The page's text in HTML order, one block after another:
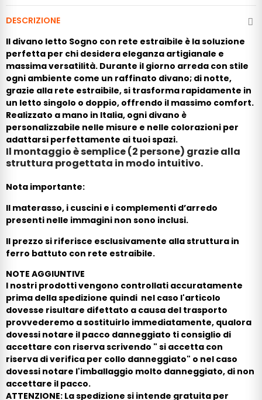
DESCRIZIONE
Il divano letto Sogno con rete estraibile è la soluzione
perfetta per chi desidera eleganza artigianale e
massima versatilità. Durante il giorno arreda con stile
ogni ambiente come un raffinato divano; di notte,
grazie alla rete estraibile, si trasforma rapidamente in
un letto singolo o doppio, offrendo il massimo comfort.
Realizzato a mano in Italia, ogni divano è
personalizzabile nelle misure e nelle colorazioni per
adattarsi perfettamente ai tuoi spazi.
Il montaggio è semplice (2 persone) grazie alla
struttura progettata in modo intuitivo.
Nota importante:
Il materasso, i cuscini e i complementi d’arredo
presenti nelle immagini non sono inclusi.
Il prezzo si riferisce esclusivamente alla struttura in
ferro battuto con rete estraibile.
NOTE AGGIUNTIVE
I nostri prodotti vengono controllati accuratamente
prima della spedizione quindi nel caso l'articolo
dovesse risultare difettato a causa del trasporto
provvederemo a sostituirlo immediatamente, qualora
dovessi notare il pacco danneggiato ti consiglio di
accettare con riserva scrivendo " si accetta con
riserva di verifica per collo danneggiato" o nel caso
dovessi notare l'imballaggio molto danneggiato, di non
accettare il pacco.
ATTENZIONE: La spedizione si intende gratuita per